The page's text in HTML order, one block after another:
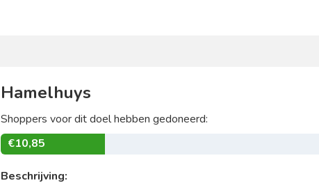
Hamelhuys
Shoppers voor dit doel hebben gedoneerd:
€10,85
Beschrijving: